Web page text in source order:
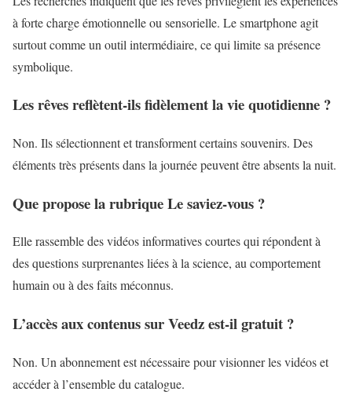
à forte charge émotionnelle ou sensorielle. Le smartphone agit
surtout comme un outil intermédiaire, ce qui limite sa présence
symbolique.
Les rêves reflètent-ils fidèlement la vie quotidienne ?
Non. Ils sélectionnent et transforment certains souvenirs. Des
éléments très présents dans la journée peuvent être absents la nuit.
Que propose la rubrique Le saviez-vous ?
Elle rassemble des vidéos informatives courtes qui répondent à
des questions surprenantes liées à la science, au comportement
humain ou à des faits méconnus.
L’accès aux contenus sur Veedz est-il gratuit ?
Non. Un abonnement est nécessaire pour visionner les vidéos et
accéder à l’ensemble du catalogue.